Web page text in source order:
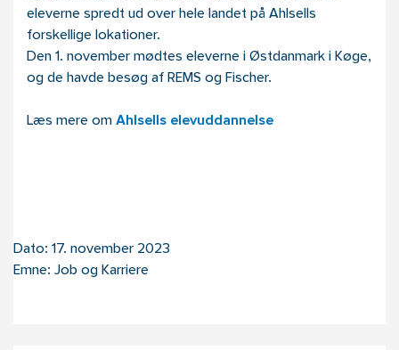
eleverne spredt ud over hele landet på Ahlsells
forskellige lokationer.
Den 1. november mødtes eleverne i Østdanmark i Køge,
og de havde besøg af REMS og Fischer.
Læs mere om Ahlsells elevuddannelse
Dato: 17. november 2023
Emne: Job og Karriere